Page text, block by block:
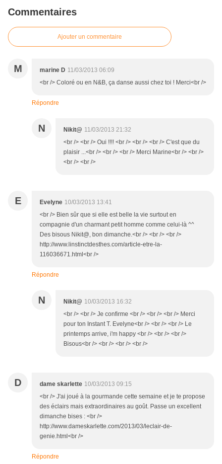
Commentaires
Ajouter un commentaire
M marine D 11/03/2013 06:09
<br /> Coloré ou en N&B, ça danse aussi chez toi ! Merci<br />
Répondre
N Nikit@ 11/03/2013 21:32
<br /> <br /> Oui !!!! <br /> <br /> <br /> C'est que du
plaisir ...<br /> <br /> <br /> Merci Marine<br /> <br />
<br /> <br />
E Evelyne 10/03/2013 13:41
<br /> Bien sûr que si elle est belle la vie surtout en
compagnie d'un charmant petit homme comme celui-là ^^
Des bisous Nikit@, bon dimanche.<br /> <br /> <br />
http://www.linstinctdesthes.com/article-etre-la-
116036671.html<br />
Répondre
N Nikit@ 10/03/2013 16:32
<br /> <br /> Je confirme <br /> <br /> <br /> Merci
pour ton Instant T. Evelyne<br /> <br /> <br /> Le
printemps arrive, i'm happy <br /> <br /> <br />
Bisous<br /> <br /> <br /> <br />
D dame skarlette 10/03/2013 09:15
<br /> J'ai joué à la gourmande cette semaine et je te propose
des éclairs mais extraordinaires au goût. Passe un excellent
dimanche bises : <br />
http://www.dameskarlette.com/2013/03/leclair-de-
genie.html<br />
Répondre